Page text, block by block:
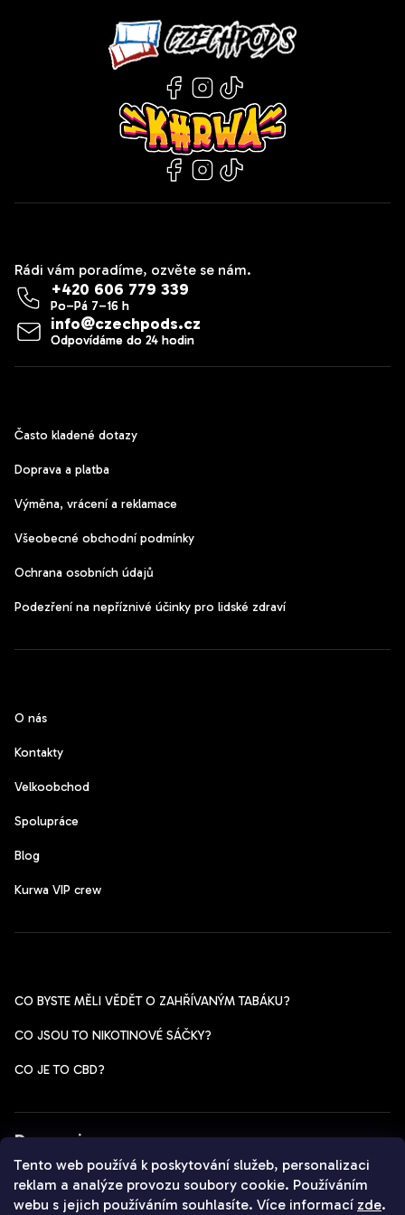
Tento web používá k poskytování služeb, personalizaci
reklam a analýze provozu soubory cookie. Používáním
webu s jejich používáním souhlasíte. Více informací zde.
Rádi vám poradíme, ozvěte se nám.
info@czechpods.cz
+420 606 779 339
Často kladené dotazy
Doprava a platba
Výměna, vrácení a reklamace
Všeobecné obchodní podmínky
Ochrana osobních údajů
Podezření na nepříznivé účinky pro lidské zdraví
O nás
Kontakty
Velkoobchod
Spolupráce
Blog
Kurwa VIP crew
CO BYSTE MĚLI VĚDĚT O ZAHŘÍVANÝM TABÁKU?
CO JSOU TO NIKOTINOVÉ SÁČKY?
CO JE TO CBD?
Dopravci